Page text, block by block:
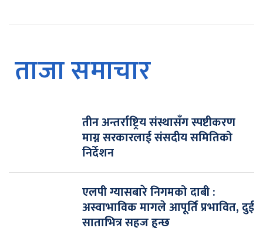
ताजा समाचार
तीन अन्तर्राष्ट्रिय संस्थासँग स्पष्टीकरण
माग्न सरकारलाई संसदीय समितिको
निर्देशन
एलपी ग्यासबारे निगमको दाबी :
अस्वाभाविक मागले आपूर्ति प्रभावित, दुई
साताभित्र सहज हुन्छ